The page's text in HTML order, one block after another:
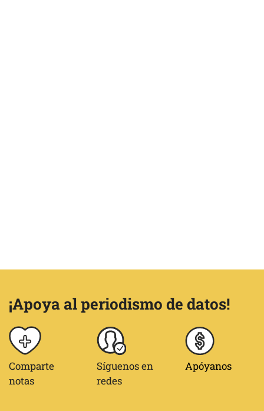
¡Apoya al periodismo de datos!
Comparte
notas
Síguenos en
redes
Apóyanos